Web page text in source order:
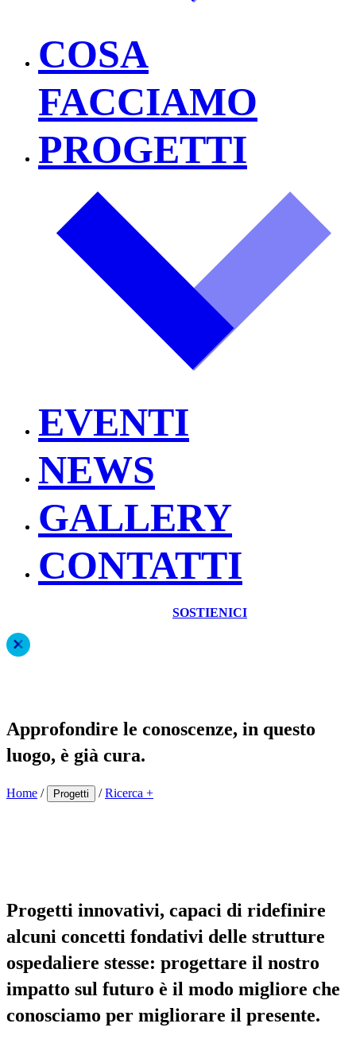
COSA
FACCIAMO
PROGETTI
EVENTI
NEWS
GALLERY
CONTATTI
SOSTIENICI
Approfondire le conoscenze, in questo
luogo, è già cura.
Home / Progetti /Ricerca +
Progetti innovativi, capaci di ridefinire
alcuni concetti fondativi delle strutture
ospedaliere stesse: progettare il nostro
impatto sul futuro è il modo migliore che
conosciamo per migliorare il presente.